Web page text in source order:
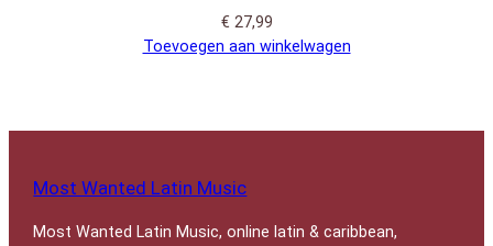
€ 27,99
Toevoegen aan winkelwagen
Most Wanted Latin Music
Most Wanted Latin Music, online latin & caribbean,